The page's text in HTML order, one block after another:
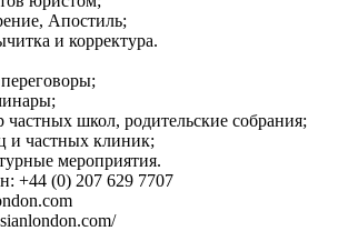
Апостиль;
и корректура.
школ, родительские собрания;
и частных клиник;
мероприятия.
+44 (0) 207 629 7707